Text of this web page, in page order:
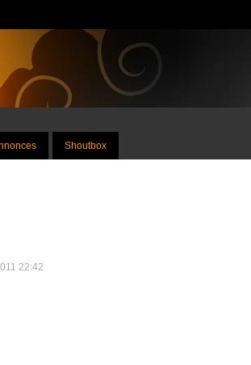
Shoutbox
22:42